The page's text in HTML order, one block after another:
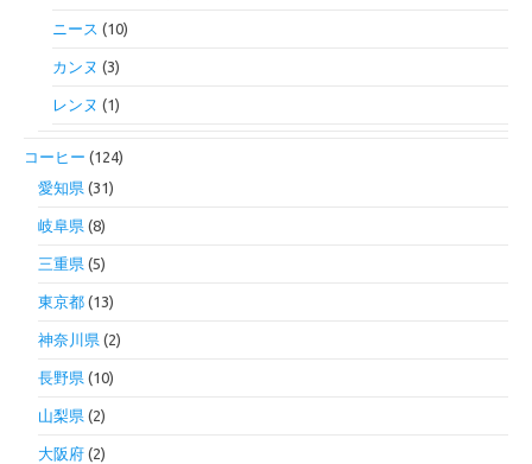
ニース (10)
カンヌ (3)
レンヌ (1)
コーヒー (124)
愛知県 (31)
岐阜県 (8)
三重県 (5)
東京都 (13)
神奈川県 (2)
長野県 (10)
山梨県 (2)
大阪府 (2)